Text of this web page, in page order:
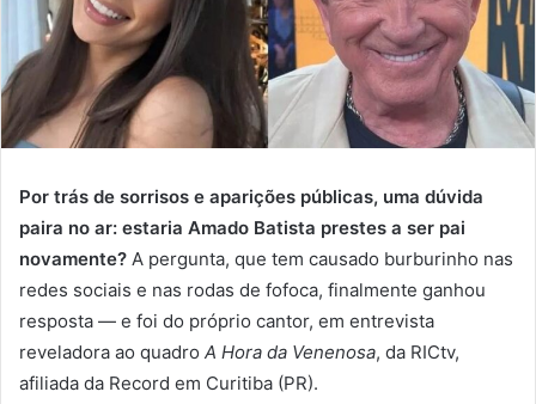
Por trás de sorrisos e aparições públicas, uma dúvida
paira no ar: estaria Amado Batista prestes a ser pai
novamente? A pergunta, que tem causado burburinho nas
redes sociais e nas rodas de fofoca, finalmente ganhou
resposta — e foi do próprio cantor, em entrevista
reveladora ao quadro A Hora da Venenosa, da RICtv,
afiliada da Record em Curitiba (PR).